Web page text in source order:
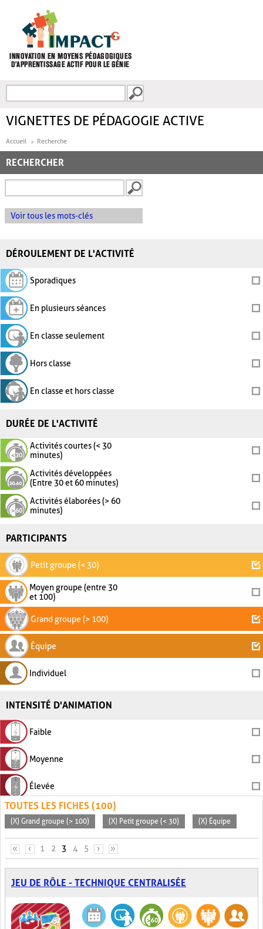
FORMULAIRE DE
VIGNETTES DE PÉDAGOGIE ACTIVE
Accueil Recherche
RECHERCHER
Voir tous les mots-clés
DÉROULEMENT DE L'ACTIVITÉ
Sporadiques
En plusieurs séances
En classe seulement
Hors classe
En classe et hors classe
DURÉE DE L'ACTIVITÉ
Activités courtes (< 30
minutes)
Activités développées
(Entre 30 et 60 minutes)
Activités élaborées (> 60
minutes)
PARTICIPANTS
Petit groupe (< 30)
Moyen groupe (entre 30
et 100)
Grand groupe (> 100)
Équipe
Individuel
INTENSITÉ D'ANIMATION
Faible
Moyenne
Élevée
TOUTES LES FICHES (100)
(X) Grand groupe (> 100) (X) Petit groupe (< 30) (X) Équipe
PAGES
« ‹ 1 2 3 4 5 › »
JEU DE RÔLE - TECHNIQUE CENTRALISÉE